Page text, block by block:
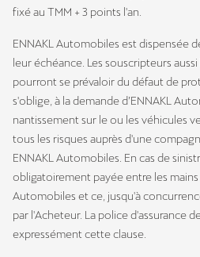
fixé au TMM + 3 points l'an.
ENNAKL Automobiles est dispensée
leur échéance. Les souscripteurs
pourront se prévaloir du défaut de
s'oblige, à la demande d’ENNAKL
nantissement sur le ou les véhicules
tous les risques auprès d'une
ENNAKL Automobiles. En cas de
obligatoirement payée entre les mains
Automobiles et ce, jusqu'à
par l'Acheteur. La police d'assurance
expressément cette clause.